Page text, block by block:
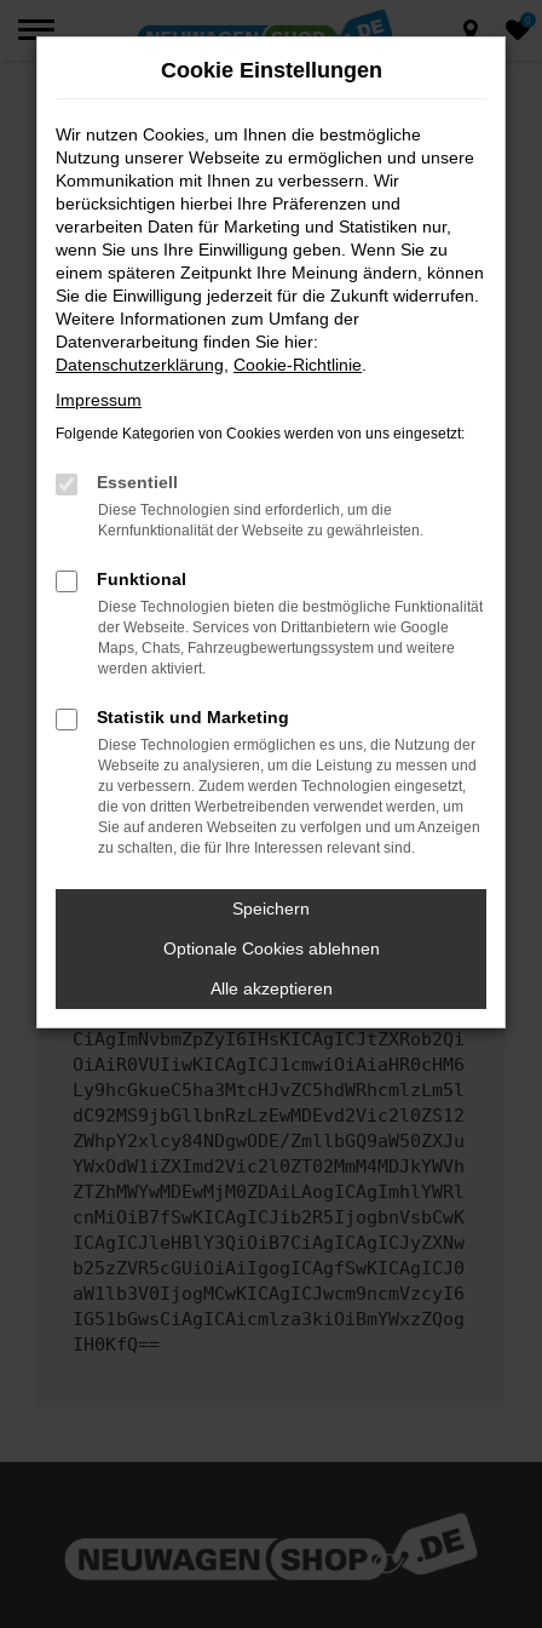
Zum
0
Fehler: Network Error
Beim Laden ist ein Fehler aufgetreten.
Hier sind ein paar Tipps, die dir helfen können:
Überprüfe deine Firewall und deine
Internetverbindung.
Laden andere Webseiten, zum Beispiel deine
Suchmaschine?
Prüfe deine Browsererweiterungen.
Manche Erweiterungen, wie Werbeblocker,
können das Laden bestimmter Seiten
anderen Browser oder in einem privaten
Fenster?
Starte dein Gerät neu.
Probleme zu beheben.
Stelle sicher, dass dein Browser und dein
Betriebssystem auf dem neuesten Stand
sind.
Veraltete Software birgt nicht nur ein
Sicherheitsrisiko, sondern kann auch dazu
führen, dass bestimmte Funktionen nicht mehr
unterstützt werden.
Wende dich an den Webseitenbetreiber.
Wenn du alle oben genannten Schritte versucht
versuchen, das Problem zu beheben. Du kannst
Fehlersuche zu unterstützen:
ewogICJuYW1lIjogIk5ldHdvcmtFcnJvciIs
CiAgImNvbmZpZyI6IHsKICAgICJtZXRob2Qi
OiAiR0VUIiwKICAgICJ1cmwiOiAiaHR0cHM6
Ly9hcGkueC5ha3MtcHJvZC5hdWRhcmlzLm5l
dC92MS9jbGllbnRzLzEwMDEvd2Vic2l0ZS12
ZWhpY2xlcy84NDgwODE/ZmllbGQ9aW50ZXJu
YWxOdW1iZXImd2Vic2l0ZT02MmM4MDJkYWVh
ZTZhMWYwMDEwMjM0ZDAiLAogICAgImhlYWRl
cnMiOiB7fSwKICAgICJib2R5IjogbnVsbCwK
ICAgICJleHBlY3QiOiB7CiAgICAgICJyZXNw
b25zZVR5cGUiOiAiIgogICAgfSwKICAgICJ0
aW1lb3V0IjogMCwKICAgICJwcm9ncmVzcyI6
IG51bGwsCiAgICAicmlza3kiOiBmYWxzZQog
IH0KfQ==
Cookie Einstellungen
Wir nutzen Cookies, um Ihnen die bestmögliche
Nutzung unserer Webseite zu ermöglichen und unsere
Kommunikation mit Ihnen zu verbessern. Wir
berücksichtigen hierbei Ihre Präferenzen und
verarbeiten Daten für Marketing und Statistiken nur,
wenn Sie uns Ihre Einwilligung geben. Wenn Sie zu
einem späteren Zeitpunkt Ihre Meinung ändern, können
Sie die Einwilligung jederzeit für die Zukunft widerrufen.
Weitere Informationen zum Umfang der
Datenverarbeitung finden Sie hier:
Datenschutzerklärung Cookie-Richtlinie
Impressum
Folgende Kategorien von Cookies werden von uns eingesetzt:
Essentiell
Diese Technologien sind erforderlich, um die
Kernfunktionalität der Webseite zu gewährleisten.
Funktional
Diese Technologien bieten die bestmögliche Funktionalität
der Webseite. Services von Drittanbietern wie Google
Maps, Chats, Fahrzeugbewertungssystem und weitere
werden aktiviert.
Statistik und Marketing
Diese Technologien ermöglichen es uns, die Nutzung der
Webseite zu analysieren, um die Leistung zu messen und
zu verbessern. Zudem werden Technologien eingesetzt,
die von dritten Werbetreibenden verwendet werden, um
Sie auf anderen Webseiten zu verfolgen und um Anzeigen
zu schalten, die für Ihre Interessen relevant sind.
Speichern
Optionale Cookies ablehnen
Alle akzeptieren